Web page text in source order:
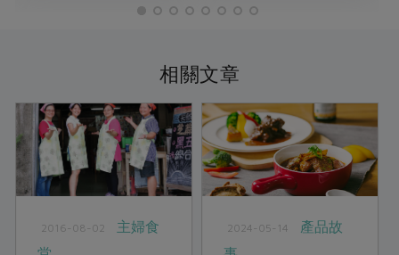
相關文章
2016-08-02
主婦食
2024-05-14
產品故